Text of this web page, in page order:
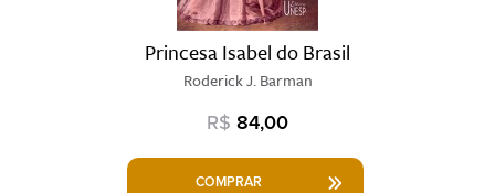
Princesa Isabel do Brasil
Roderick J. Barman
R$ 84,00
COMPRAR